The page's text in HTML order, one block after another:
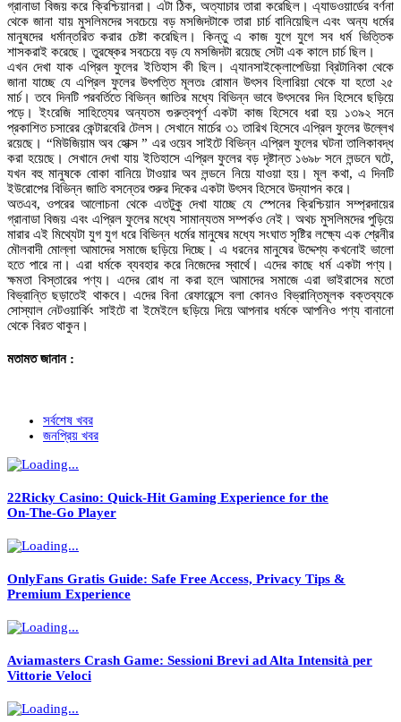
গ্রানাডা বিজয় করে ক্রিশ্চিয়ানরা। এটা ঠিক, অত্যাচার তারা করেছিল। এ্যাডওয়ার্ডের বর্ণনা
থেকে জানা যায় মুসলিমদের সবচেয়ে বড় মসজিদটাকে তারা চার্চ বানিয়েছিল এবং অন্য ধর্মের
মানুষদের ধর্মান্তরিত করার চেষ্টা করেছিল। কিন্তু এ কাজ যুগে যুগে সব ধর্ম ভিত্তিক
শাসকরাই করেছে। তুরষ্কের সবচেয়ে বড় যে মসজিদটা রয়েছে সেটা এক কালে চার্চ ছিল।
এখন দেখা যাক এপ্রিল ফুলের ইতিহাস কী ছিল। এ্যানসাইক্লোপেডিয়া ব্রিটানিকা থেকে
জানা যাচ্ছে যে এপ্রিল ফুলের উৎপত্তি মূলতঃ রোমান উৎসব হিলারিয়া থেকে যা হতো ২৫
মার্চ। তবে দিনটি পরবর্তিতে বিভিন্ন জাতির মধ্যে বিভিন্ন ভাবে উৎসবের দিন হিসেবে ছড়িয়ে
পড়ে। ইংরেজি সাহিত্যের অন্যতম গুরুত্বপূর্ণ একটা কাজ হিসেবে ধরা হয় ১৩৯২ সনে
প্রকাশিত চসারের কেন্টারবেরি টেলস। সেখানে মার্চের ৩১ তারিখ হিসেবে এপ্রিল ফুলের উল্লেখ
রয়েছে। “মিউজিয়াম অব হোক্স ” এর ওয়েব সাইটে বিভিন্ন এপ্রিল ফুলের ঘটনা তালিকাবদ্ধ
করা হয়েছে। সেখানে দেখা যায় ইতিহাসে এপ্রিল ফুলের বড় দৃষ্টান্ত ১৬৯৮ সনে লন্ডনে ঘটে,
যখন বহু মানুষকে বোকা বানিয়ে টাওয়ার অব লন্ডনে নিয়ে যাওয়া হয়। মূল কথা, এ দিনটি
ইউরোপের বিভিন্ন জাতি বসন্তের শুরুর দিকের একটা উৎসব হিসেবে উদ্যাপন করে।
অতএব, ওপরের আলোচনা থেকে এতটুকু দেখা যাচ্ছে যে স্পেনের ক্রিশ্চিয়ান সম্প্রদায়ের
গ্রানাডা বিজয় এবং এপ্রিল ফুলের মধ্যে সামান্যতম সম্পর্কও নেই। অথচ মুসলিমদের পুড়িয়ে
মারার এই মিথ্যেটা যুগ যুগ ধরে বিভিন্ন ধর্মের মানুষের মধ্যে সংঘাত সৃষ্টির লক্ষ্যে এক শ্রেনীর
মৌলবাদী মোল্লা আমাদের সমাজে ছড়িয়ে দিচ্ছে। এ ধরনের মানুষের উদ্দেশ্য কখনোই ভালো
হতে পারে না। এরা ধর্মকে ব্যবহার করে নিজেদের স্বার্থে। এদের কাছে ধর্ম একটা পণ্য।
ক্ষমতা বিস্তারের পণ্য। এদের রোধ না করা হলে আমাদের সমাজে এরা ভাইরাসের মতো
বিভ্রান্তি ছড়াতেই থাকবে। এদের বিনা রেফারেন্সে বলা কোনও বিভ্রান্তিমূলক বক্তব্যকে
সোস্যাল নেটওয়ার্কিং সাইটে বা ইমেইলে ছড়িয়ে দিয়ে আপনার ধর্মকে আপনিও পণ্য বানানো
থেকে বিরত থাকুন।
মতামত জানান :
সর্বশেষ খবর
জনপ্রিয় খবর
22Ricky Casino: Quick‑Hit Gaming Experience for the
On‑The‑Go Player
OnlyFans Gratis Guide: Safe Free Access, Privacy Tips &
Premium Experience
Aviamasters Crash Game: Sessioni Brevi ad Alta Intensità per
Vittorie Veloci